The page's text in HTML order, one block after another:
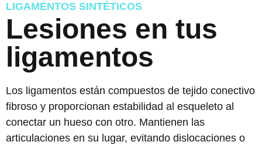
LIGAMENTOS SINTÉTICOS
Lesiones en tus
ligamentos​
Los ligamentos están compuestos de tejido conectivo
fibroso y proporcionan estabilidad al esqueleto al
conectar un hueso con otro. Mantienen las
articulaciones en su lugar, evitando dislocaciones o